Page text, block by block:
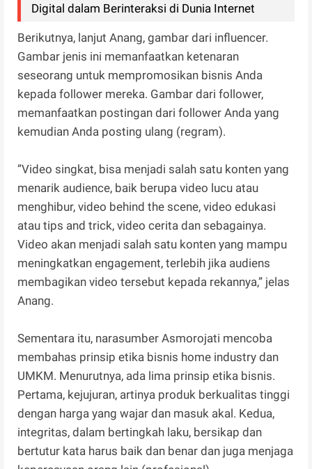
Digital dalam Berinteraksi di Dunia Internet
Berikutnya, lanjut Anang, gambar dari influencer.
Gambar jenis ini memanfaatkan ketenaran
seseorang untuk mempromosikan bisnis Anda
kepada follower mereka. Gambar dari follower,
memanfaatkan postingan dari follower Anda yang
kemudian Anda posting ulang (regram).
”Video singkat, bisa menjadi salah satu konten yang
menarik audience, baik berupa video lucu atau
menghibur, video behind the scene, video edukasi
atau tips and trick, video cerita dan sebagainya.
Video akan menjadi salah satu konten yang mampu
meningkatkan engagement, terlebih jika audiens
membagikan video tersebut kepada rekannya,” jelas
Anang.
Sementara itu, narasumber Asmorojati mencoba
membahas prinsip etika bisnis home industry dan
UMKM. Menurutnya, ada lima prinsip etika bisnis.
Pertama, kejujuran, artinya produk berkualitas tinggi
dengan harga yang wajar dan masuk akal. Kedua,
integritas, dalam bertingkah laku, bersikap dan
bertutur kata harus baik dan benar dan juga menjaga